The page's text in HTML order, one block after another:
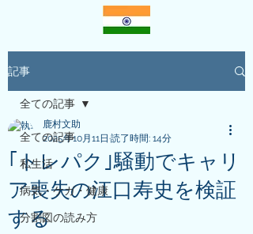
アリシュタ・バンガ~JYOTISHのススメ~
記事
全ての記事
私生活
病気・ケガ・健康
分割図の読み方
全ての記事
｢トレパク｣騒動でキャリ
ア喪失の江口寿史を検証
する
鹿村文助
2025年10月11日 読了時間: 14分